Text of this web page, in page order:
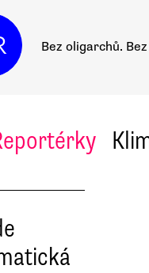
Bez oligarchů.